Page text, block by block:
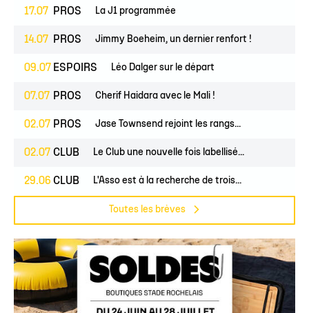
17.07 PROS La J1 programmée
14.07 PROS Jimmy Boeheim, un dernier renfort !
09.07 ESPOIRS Léo Dalger sur le départ
07.07 PROS Cherif Haidara avec le Mali !
02.07 PROS Jase Townsend rejoint les rangs...
02.07 CLUB Le Club une nouvelle fois labellisé...
29.06 CLUB L'Asso est à la recherche de trois...
Toutes les brèves